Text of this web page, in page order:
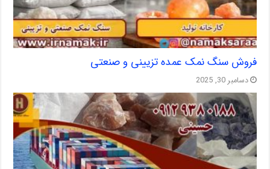
فروش سنگ نمک عمده تزیینی و صنعتی
دسامبر 30, 2025